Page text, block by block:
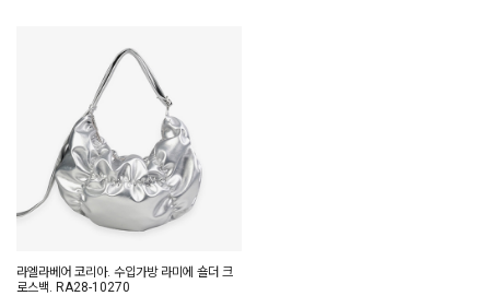
라엘라베어 코리아. 수입가방 라미에 숄더 크
로스백. RA28-10270